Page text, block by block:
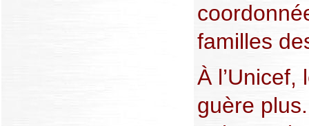
familles
À l’Unicef,
guère